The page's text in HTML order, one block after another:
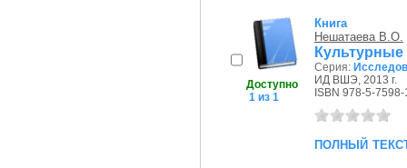
Доступно
1 из 1
Книга
Нешатаева В.О.
Культурные
Серия:
ИД ВШЭ, 2013 г.
ISBN 978-5-
полный